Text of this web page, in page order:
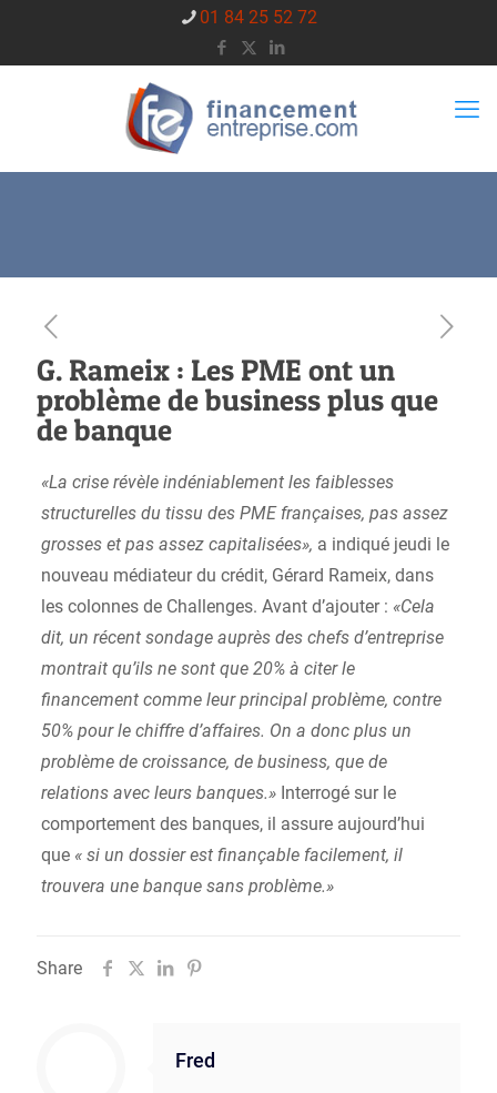
01 84 25 52 72
G. Rameix : Les PME ont un
problème de business plus que
de banque
«La crise révèle indéniablement les faiblesses
structurelles du tissu des PME françaises, pas assez
grosses et pas assez capitalisées», a indiqué jeudi le
nouveau médiateur du crédit, Gérard Rameix, dans
les colonnes de Challenges. Avant d’ajouter : «Cela
dit, un récent sondage auprès des chefs d’entreprise
montrait qu’ils ne sont que 20% à citer le
financement comme leur principal problème, contre
50% pour le chiffre d’affaires. On a donc plus un
problème de croissance, de business, que de
relations avec leurs banques.»Interrogé sur le
comportement des banques, il assure aujourd’hui
que « si un dossier est finançable facilement, il
trouvera une banque sans problème.»
Share
Fred